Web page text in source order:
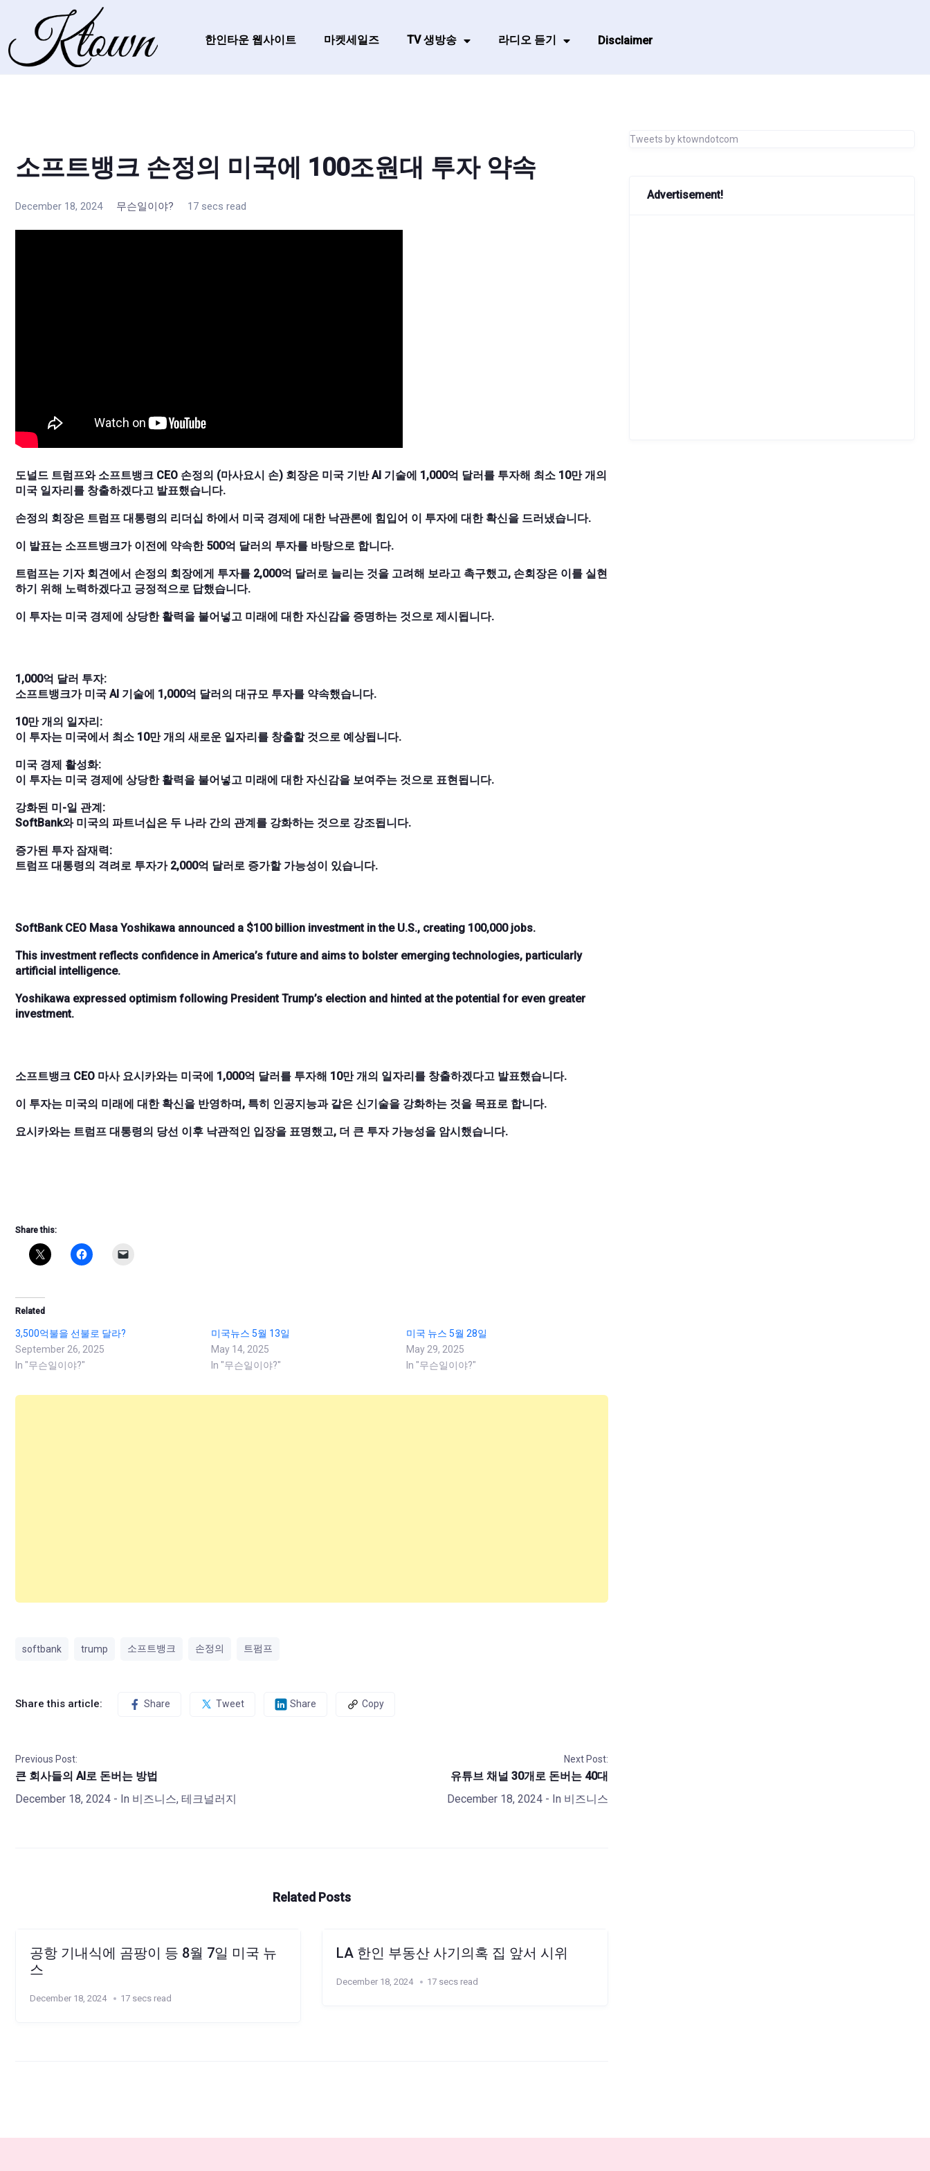
한인타운 웹사이트 마켓세일즈 TV 생방송 라디오 듣기 Disclaimer
소프트뱅크 손정의 미국에 100조원대 투자 약속
December 18, 2024 무슨일이야? 17 secs read
도널드 트럼프와 소프트뱅크 CEO 손정의 (마사요시 손) 회장은 미국 기반 AI 기술에 1,000억 달러를 투자해 최소 10만 개의
미국 일자리를 창출하겠다고 발표했습니다.
손정의 회장은 트럼프 대통령의 리더십 하에서 미국 경제에 대한 낙관론에 힘입어 이 투자에 대한 확신을 드러냈습니다.
이 발표는 소프트뱅크가 이전에 약속한 500억 달러의 투자를 바탕으로 합니다.
트럼프는 기자 회견에서 손정의 회장에게 투자를 2,000억 달러로 늘리는 것을 고려해 보라고 촉구했고, 손회장은 이를 실현
하기 위해 노력하겠다고 긍정적으로 답했습니다.
이 투자는 미국 경제에 상당한 활력을 불어넣고 미래에 대한 자신감을 증명하는 것으로 제시됩니다.
1,000억 달러 투자:
소프트뱅크가 미국 AI 기술에 1,000억 달러의 대규모 투자를 약속했습니다.
10만 개의 일자리:
이 투자는 미국에서 최소 10만 개의 새로운 일자리를 창출할 것으로 예상됩니다.
미국 경제 활성화:
이 투자는 미국 경제에 상당한 활력을 불어넣고 미래에 대한 자신감을 보여주는 것으로 표현됩니다.
강화된 미-일 관계:
SoftBank와 미국의 파트너십은 두 나라 간의 관계를 강화하는 것으로 강조됩니다.
증가된 투자 잠재력:
트럼프 대통령의 격려로 투자가 2,000억 달러로 증가할 가능성이 있습니다.
SoftBank CEO Masa Yoshikawa announced a $100 billion investment in the U.S., creating 100,000 jobs.
This investment reflects confidence in America’s future and aims to bolster emerging technologies, particularly
artificial intelligence.
Yoshikawa expressed optimism following President Trump’s election and hinted at the potential for even greater
investment.
소프트뱅크 CEO 마사 요시카와는 미국에 1,000억 달러를 투자해 10만 개의 일자리를 창출하겠다고 발표했습니다.
이 투자는 미국의 미래에 대한 확신을 반영하며, 특히 인공지능과 같은 신기술을 강화하는 것을 목표로 합니다.
요시카와는 트럼프 대통령의 당선 이후 낙관적인 입장을 표명했고, 더 큰 투자 가능성을 암시했습니다.
Share this:
Related
3,500억불을 선불로 달라?
September 26, 2025
In "무슨일이야?"
미국뉴스 5월 13일
May 14, 2025
In "무슨일이야?"
미국 뉴스 5월 28일
May 29, 2025
In "무슨일이야?"
softbank trump 소프트뱅크 손정의 트펌프
Share this article: Share Tweet Share Copy
Previous Post:
큰 회사들의 AI로 돈버는 방법
December 18, 2024 - In 비즈니스, 테크널러지
Next Post:
유튜브 채널 30개로 돈버는 40대
December 18, 2024 - In 비즈니스
Related Posts
공항 기내식에 곰팡이 등 8월 7일 미국 뉴
스
December 18, 2024 17 secs read
LA 한인 부동산 사기의혹 집 앞서 시위
December 18, 2024 17 secs read
Tweets by ktowndotcom
Advertisement!